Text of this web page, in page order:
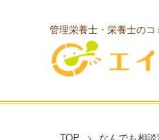
管理栄養士・栄養士のコ
TOP なんでも相談